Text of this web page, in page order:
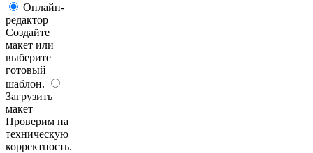
Онлайн-
редактор
Создайте
макет или
выберите
готовый
шаблон.
Загрузить
макет
Проверим на
техническую
корректность.